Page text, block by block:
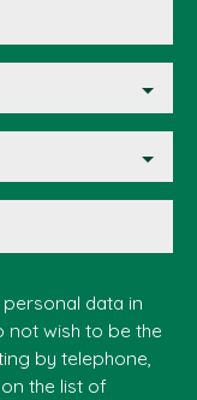
data in
not wish to be the
by telephone,
the list of